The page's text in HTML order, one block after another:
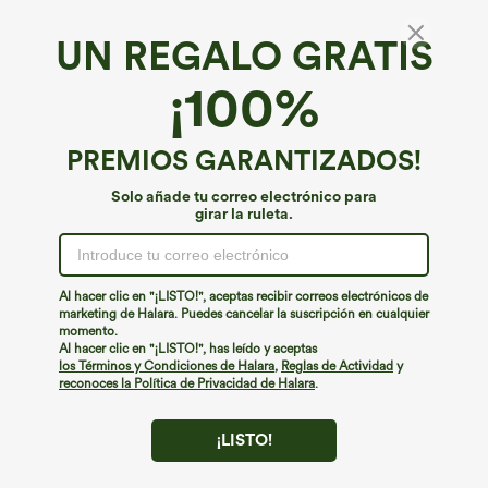
UN REGALO GRATIS
¡100%
PREMIOS GARANTIZADOS!
Solo añade tu correo electrónico para
girar la ruleta.
Al hacer clic en "¡LISTO!", aceptas recibir correos electrónicos de
marketing de Halara. Puedes cancelar la suscripción en cualquier
momento.
Al hacer clic en "¡LISTO!", has leído y aceptas
los Términos y Condiciones de Halara, Reglas de Actividad y
reconoces la Política de Privacidad de Halara.
¡LISTO!
L( 12/14 XL 16)
+ Agregar a la bolsa
Estilos similares